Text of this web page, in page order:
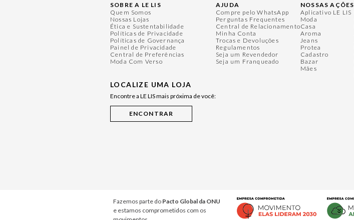
SOBRE A LE LIS
Quem Somos
Nossas Lojas
Ética e Sustentabilidade
Políticas de Privacidade
Políticas de Governança
Painel de Privacidade
Central de Preferências
Moda Com Verso
LOCALIZE UMA LOJA
Encontre a LE LIS mais próxima de você:
AJUDA
Compre pelo WhatsApp
Perguntas Frequentes
Central de Relacionamento
Minha Conta
Trocas e Devoluções
Regulamentos
Seja um Revendedor
Seja um Franqueado
NOSSAS AÇÕES
Aplicativo LE LIS
Moda
Casa
Aroma
Jeans
Protea
Cadastro
Bazar
Mães
Fazemos parte do Pacto Global da ONU
e estamos comprometidos com os